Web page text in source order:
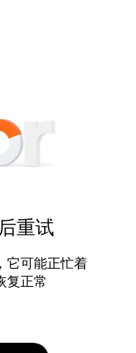
重试
它可能正忙着
复正常